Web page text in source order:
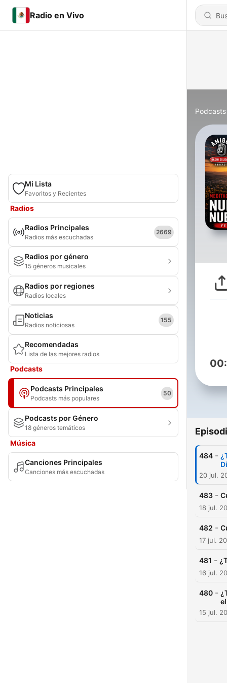
Radio en Vivo
Mi Lista
Favoritos y Recientes
Radios
Radios Principales
Radios más escuchadas
2669
Radios por género
15 géneros musicales
Radios por regiones
Radios locales
Noticias
Radios noticiosas
155
Recomendadas
Lista de las mejores radios
Podcasts
Podcasts Principales
Podcasts más populares
50
Podcasts por Género
18 géneros temáticos
Música
Canciones Principales
Canciones más escuchadas
Podcasts
484 -
20 jul.
483 -
18 jul.
482 -
17 jul.
481 -
16 jul.
480 -
15 jul.